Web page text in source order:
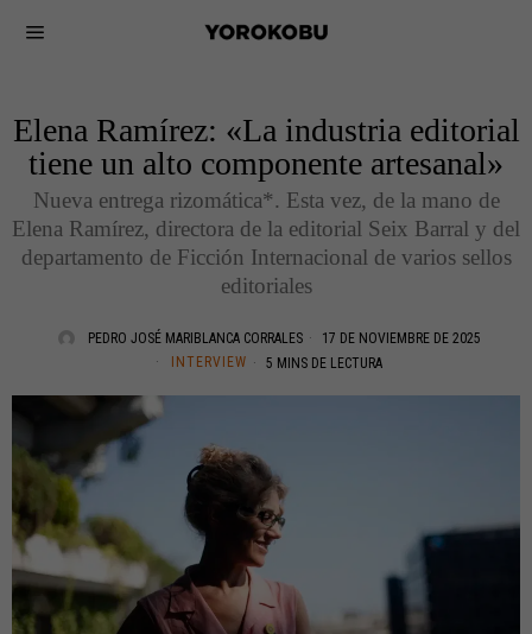
Elena Ramírez: «La industria editorial
tiene un alto componente artesanal»
Nueva entrega rizomática*. Esta vez, de la mano de
Elena Ramírez, directora de la editorial Seix Barral y del
departamento de Ficción Internacional de varios sellos
editoriales
PEDRO JOSÉ MARIBLANCA CORRALES
17 DE NOVIEMBRE DE 2025
INTERVIEW
5 MINS DE LECTURA